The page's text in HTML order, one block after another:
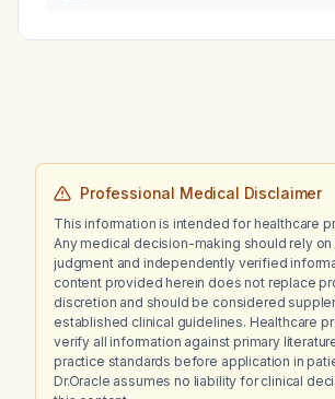
Professional Medical Disclaimer
This information is intended for healthcare
Any medical decision-making should rely on
judgment and independently verified
content provided herein does not replace
discretion and should be considered
established clinical guidelines. Healthcare
verify all information against primary
practice standards before application in
Dr.Oracle assumes no liability for clinical